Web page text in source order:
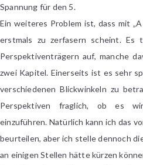
Spannung für den 5.
Ein weiteres Problem ist, dass mit
erstmals zu zerfasern scheint. Es
Perspektiventrägern auf, manche
zwei Kapitel. Einerseits ist es sehr
verschiedenen Blickwinkeln zu
Perspektiven fraglich, ob es
einzuführen. Natürlich kann ich das
beurteilen, aber ich stelle dennoch
an einigen Stellen hätte kürzen